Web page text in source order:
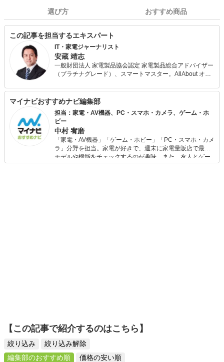
選び方 おすすめ商品
この記事を担当するエキスパート
IT・家電ジャーナリスト
安蔵 靖志
一般財団法人 家電製品協会認定 家電製品総合アドバイザー
（プラチナグレード）、スマートマスター。AllAbout オー
経BP社『日経ネットナビ』『日経ネットブレーン』『デジ
タルARENA』『日経トレンディネット』などを経てフリー
に。 デジタル家電や生活家電に関連する記事を執筆するほ
か、家電のスペシャリストとしてテレビやラジオ、新聞、
雑誌など多数のメディアに出演。 KBCラジオ「キャイ～ン
の家電ソムリエ」に出演するほか、ラジオ番組の家電製品
紹介コーナーの構成などにも携わっている。
マイナビおすすめナビ編集部
担当：家電・AV機器、PC・スマホ・カメラ、ゲーム・ホ
ビー
中村 宥磨
「家電・AV機器」「ゲーム・ホビー」「PC・スマホ・カメ
ラ」分野を担当。家電が好きで、週末に家電量販店で最新
モデルや機能をチェックするのが趣味。また、友人とゲー
ムを楽しみながら、新作タイトルやイベント情報もいち早
【この記事で紹介するのはこちら】
絞り込み
絞り込み解除
編集部のおすすめ順
価格の安い順